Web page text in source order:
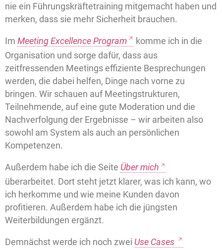
nie ein Führungskräftetraining mitgemacht haben und
merken, dass sie mehr Sicherheit brauchen.
Im Meeting Excellence Program
komme ich in die
Organisation und sorge dafür, dass aus
zeitfressenden Meetings effiziente Besprechungen
werden, die dabei helfen, Dinge nach vorne zu
bringen. Wir schauen auf Meetingstrukturen,
Teilnehmende, auf eine gute Moderation und die
Nachverfolgung der Ergebnisse – wir arbeiten also
sowohl am System als auch an persönlichen
Kompetenzen.
Außerdem habe ich die Seite Über mich
überarbeitet. Dort steht jetzt klarer, was ich kann, wo
ich herkomme und wie meine Kunden davon
profitieren. Außerdem habe ich die jüngsten
Weiterbildungen ergänzt.
Demnächst werde ich noch zwei Use Cases